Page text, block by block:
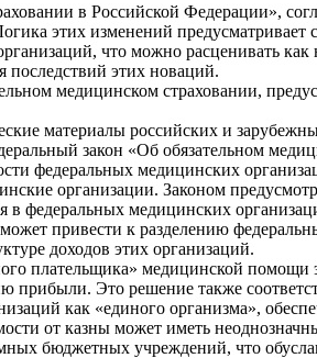
в Российской Федерации»,
этих изменений предусматривает
что можно расценивать как
последствий этих новаций.
медицинском страховании,
материалы российских и
закон «Об обязательном
федеральных медицинских
организации. Законом
в федеральных медицинских
привести к разделению
доходов этих организаций.
плательщика» медицинской помощи
Это решение также
как «единого организма»,
от казны может иметь
бюджетных учреждений, что